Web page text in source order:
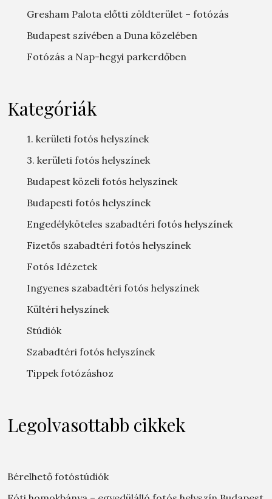
Gresham Palota előtti zöldterület – fotózás
Budapest szívében a Duna közelében
Fotózás a Nap-hegyi parkerdőben
Kategóriák
1. kerületi fotós helyszínek
3. kerületi fotós helyszínek
Budapest közeli fotós helyszínek
Budapesti fotós helyszínek
Engedélyköteles szabadtéri fotós helyszínek
Fizetős szabadtéri fotós helyszínek
Fotós Idézetek
Ingyenes szabadtéri fotós helyszínek
Kültéri helyszínek
Stúdiók
Szabadtéri fotós helyszínek
Tippek fotózáshoz
Legolvasottabb cikkek
Bérelhető fotóstúdiók